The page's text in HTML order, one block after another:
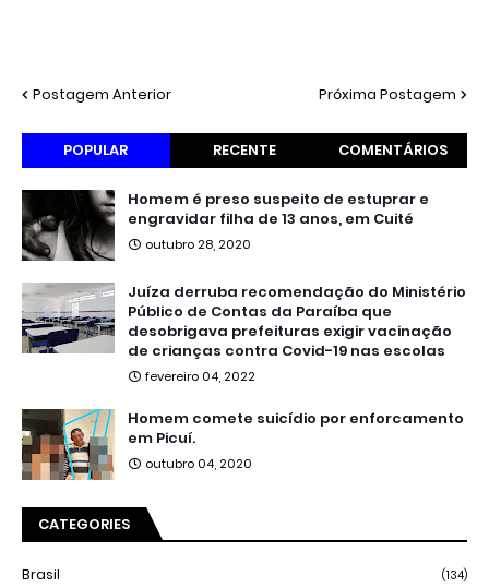
Postagem Anterior Próxima Postagem
POPULAR RECENTE COMENTÁRIOS
Homem é preso suspeito de estuprar e
engravidar filha de 13 anos, em Cuité
outubro 28, 2020
Juíza derruba recomendação do Ministério
Público de Contas da Paraíba que
desobrigava prefeituras exigir vacinação
de crianças contra Covid-19 nas escolas
fevereiro 04, 2022
Homem comete suicídio por enforcamento
em Picuí.
outubro 04, 2020
CATEGORIES
Brasil (134)